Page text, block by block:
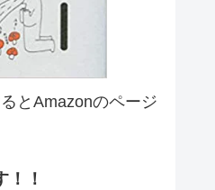
とAmazonのページ
！！